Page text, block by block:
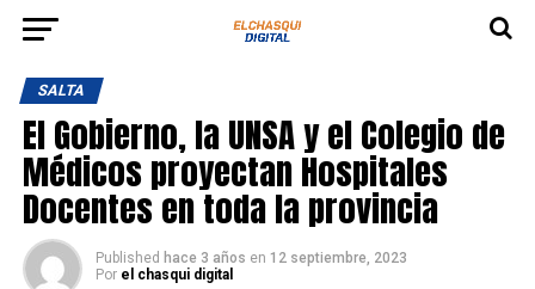
SALTA
El Gobierno, la UNSA y el Colegio de
Médicos proyectan Hospitales
Docentes en toda la provincia
Published hace 3 años en 12 septiembre, 2023
Por el chasqui digital